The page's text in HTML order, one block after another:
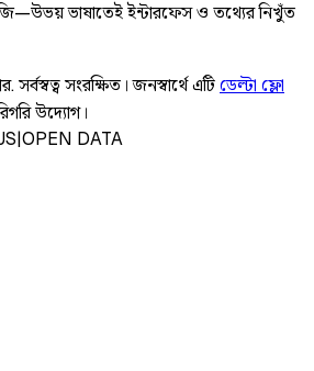
ভাষাতেই ইন্টারফেস ও তথ্যের নিখুঁত
.সর্বস্বত্ব সংরক্ষিত। জনস্বার্থে এটিডেল্টা ফ্লো
উদ্যোগ।
|OPEN DATA